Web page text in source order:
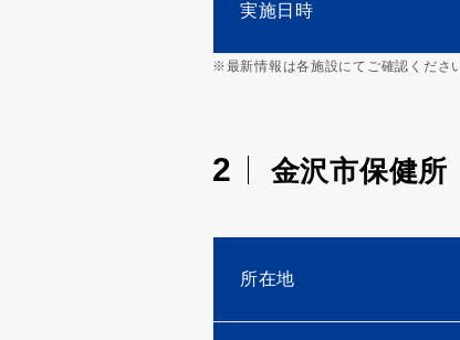
実施日時
※最新情報は各施設にてご確認くださ
2 金沢市保健所
所在地